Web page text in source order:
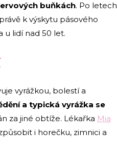
buňkách. Po letech
k výskytu pásového
u lidí nad 50 let.
vyrážkou, bolestí a
a typická vyrážka se
za jiné obtíže. Lékařka Mia
i horečku, zimnici a